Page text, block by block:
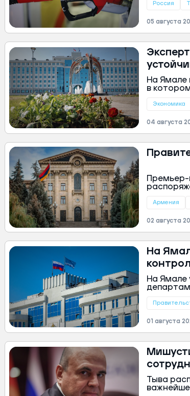
Россия
05 августа
На Ямале
в
округа.
Экономика
04 августа
Премьер-
Армения
02 августа
На
На Ямале
01 августа
Тыва